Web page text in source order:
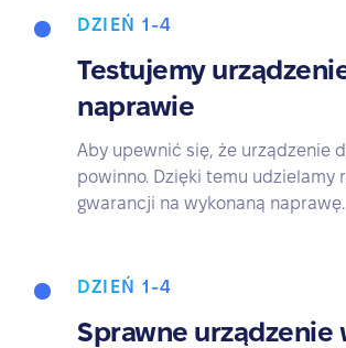
DZIEŃ 1-4
Testujemy
naprawie
Aby upewnić się, że urządzenie
powinno. Dzięki temu udzielamy
gwarancji na wykonaną naprawę.
DZIEŃ 1-4
Sprawne urządzenie